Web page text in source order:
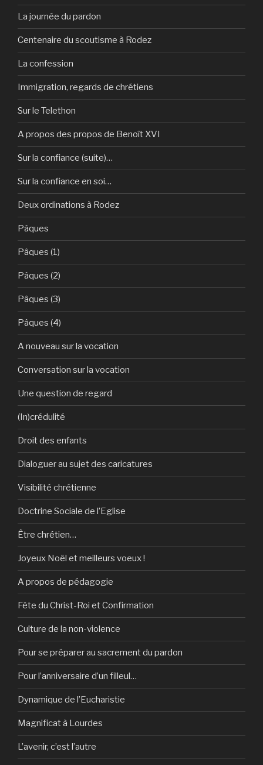
La journée du pardon
Centenaire du scoutisme à Rodez
La confession
Immigration, regards de chrétiens
Sur le Telethon
A propos des propos de Benoît XVI
Sur la confiance (suite)…
Sur la confiance en soi…
Deux ordinations à Rodez
Pâques
Pâques (1)
Pâques (2)
Pâques (3)
Pâques (4)
A nouveau sur la vocation
Conversation sur la vocation
Une question de regard
(In)crédulité
Droit des enfants
Dialoguer au sujet des caricatures
Visibilité chrétienne
Doctrine Sociale de l’Eglise
Être chrétien…
Joyeux Noël et meilleurs voeux !
A propos de pédagogie
Fête du Christ-Roi et Confirmation
Culture de la non-violence
Pour se préparer au sacrement du pardon
Pour l’anniversaire d’un filleul…
Dynamique de l’Eucharistie
Magnificat à Lourdes
L’avenir, c’est l’autre